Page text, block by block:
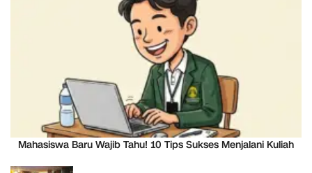
Mahasiswa Baru Wajib Tahu! 10 Tips Sukses Menjalani Kuliah